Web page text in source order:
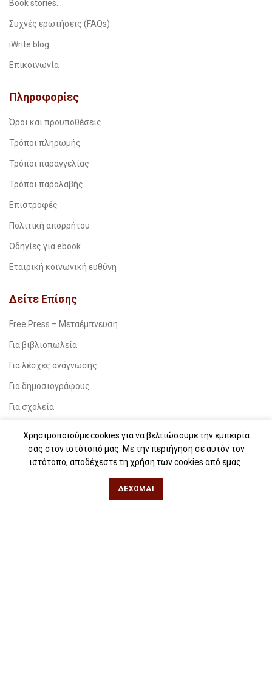
Book stories…
Συχνές ερωτήσεις (FAQs)
iWrite.blog
Επικοινωνία
Πληροφορίες
Όροι και προϋποθέσεις
Τρόποι πληρωμής
Τρόποι παραγγελίας
Τρόποι παραλαβής
Επιστροφές
Πολιτική απορρήτου
Οδηγίες για ebook
Εταιρική κοινωνική ευθύνη
Δείτε Επίσης
Free Press – Μεταέμπνευση
Για βιβλιοπωλεία
Για λέσχες ανάγνωσης
Για δημοσιογράφους
Για σχολεία
Θεσσαλονίκη
Χρησιμοποιούμε cookies για να βελτιώσουμε την εμπειρία
σας στον ιστότοπό μας. Με την περιήγηση σε αυτόν τον
ιστότοπο, αποδέχεστε τη χρήση των cookies από εμάς.
ΔΈΧΟΜΑΙ